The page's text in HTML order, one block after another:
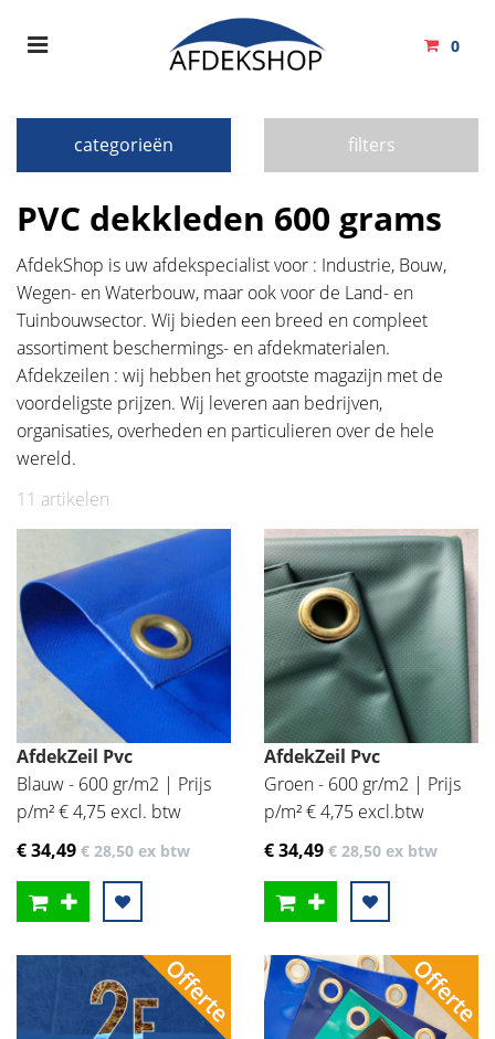
Toggle
0
Winkelwagen
Uw winkelwagen is leeg.
Vul hem met producten.
categorieën filters
PVC dekkleden 600 grams
AfdekShop is uw afdekspecialist voor : Industrie, Bouw,
Wegen- en Waterbouw, maar ook voor de Land- en
Tuinbouwsector. Wij bieden een breed en compleet
assortiment beschermings- en afdekmaterialen.
Afdekzeilen : wij hebben het grootste magazijn met de
voordeligste prijzen. Wij leveren aan bedrijven,
organisaties, overheden en particulieren over de hele
wereld.
11 artikelen
AfdekZeil Pvc
Blauw - 600 gr/m2 | Prijs
p/m² € 4,75 excl. btw
€ 34,49 € 28,50 ex btw
AfdekZeil Pvc
Groen - 600 gr/m2 | Prijs
p/m² € 4,75 excl.btw
€ 34,49 € 28,50 ex btw